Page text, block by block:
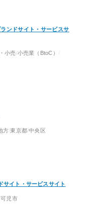
ンドサイト・サービスサ
小売 小売業（BtoC）
方 東京都 中央区
イト・サービスサイト
可児市